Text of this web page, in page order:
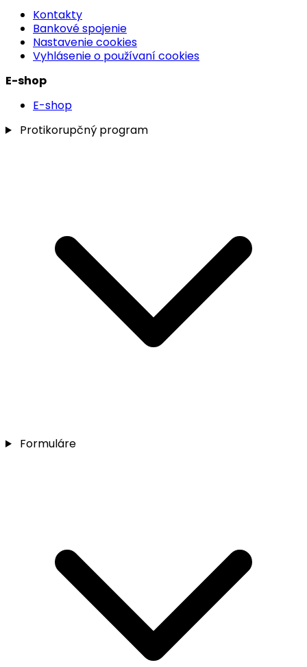
Kontakty
Bankové spojenie
Nastavenie cookies
Vyhlásenie o používaní cookies
E-shop
E-shop
Protikorupčný program
Formuláre